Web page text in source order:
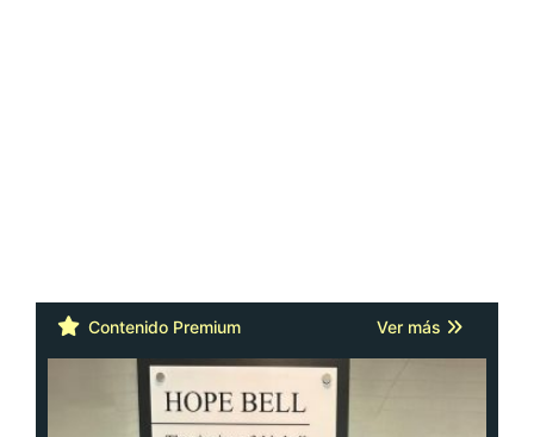
Contenido Premium Ver más